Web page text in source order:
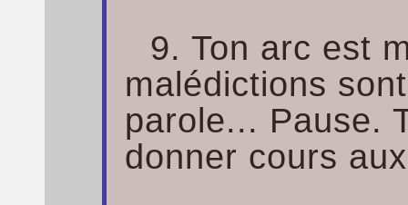
9. Ton arc est
malédictions
parole... Pause.
donner cours